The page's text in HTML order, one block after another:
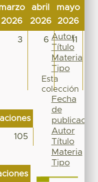
2026
abril
2026
mayo
2026
3 6 11
105
Fecha
de
publicación
Autor
Título
Materia
Tipo
Esta
colección
Fecha
de
publicación
Autor
Título
Materia
Tipo